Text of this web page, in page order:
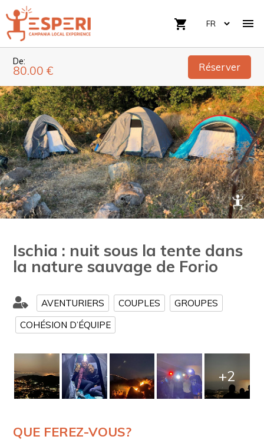

shopping_cart
De:
80.00 € Réserver
Ischia : nuit sous la tente dans
la nature sauvage de Forio
AVENTURIERS COUPLES
GROUPES
COHÉSION D’ÉQUIPE
+2
QUE FEREZ-VOUS?